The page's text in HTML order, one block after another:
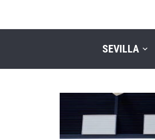
SEVILLA